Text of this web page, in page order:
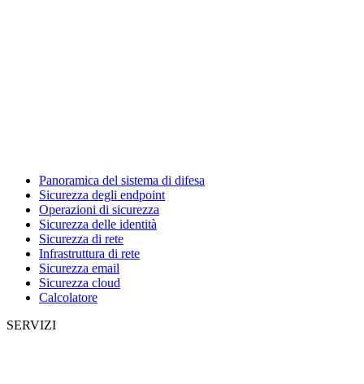
Panoramica del sistema di difesa
Sicurezza degli endpoint
Operazioni di sicurezza
Sicurezza delle identità
Sicurezza di rete
Infrastruttura di rete
Sicurezza email
Sicurezza cloud
Calcolatore
SERVIZI